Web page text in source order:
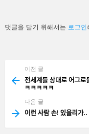
답
글
댓글을 달기 위해서는 로그인
more
이전 글
전세계를 상대로
ㅋㅋㅋㅋㅋ
다음 글
이런 사람 손!